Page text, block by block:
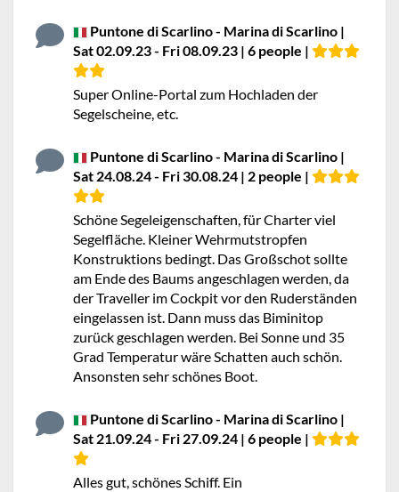
Puntone di Scarlino - Marina di Scarlino |
Sat 02.09.23 - Fri 08.09.23 | 6 people |
Super Online-Portal zum Hochladen der
Segelscheine, etc.
Puntone di Scarlino - Marina di Scarlino |
Sat 24.08.24 - Fri 30.08.24 | 2 people |
Schöne Segeleigenschaften, für Charter viel
Segelfläche. Kleiner Wehrmutstropfen
Konstruktions bedingt. Das Großschot sollte
am Ende des Baums angeschlagen werden, da
der Traveller im Cockpit vor den Ruderständen
eingelassen ist. Dann muss das Biminitop
zurück geschlagen werden. Bei Sonne und 35
Grad Temperatur wäre Schatten auch schön.
Ansonsten sehr schönes Boot.
Puntone di Scarlino - Marina di Scarlino |
Sat 21.09.24 - Fri 27.09.24 | 6 people |
Alles gut, schönes Schiff. Ein